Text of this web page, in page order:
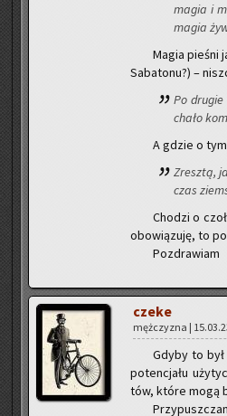
magia i
magia
Magia pie­śni
Sa­ba­to­nu?) –
Po
cha­ło
A gdzie o
Zresz­tą,
czas
Cho­dzi o
obo­wią­zu­ję, to
Po­zdra­wiam
czeke
męż­czy­zna |
Gdyby to
po­ten­cja­łu
tów, które mogą